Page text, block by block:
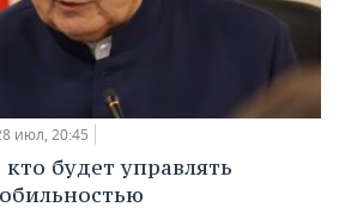
июл, 20:45
будет управлять